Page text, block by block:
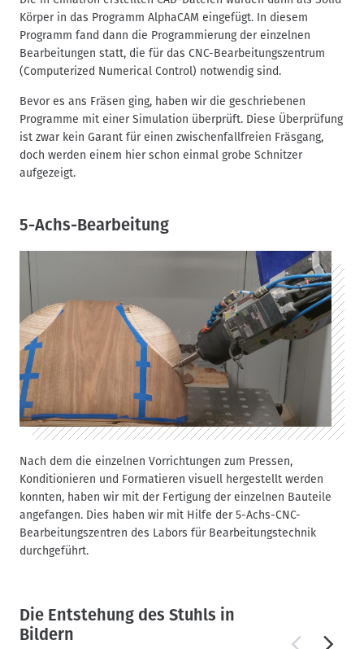
Körper in das Programm AlphaCAM eingefügt. In diesem
Programm fand dann die Programmierung der einzelnen
Bearbeitungen statt, die für das CNC-Bearbeitungszentrum
(Computerized Numerical Control) notwendig sind.
Bevor es ans Fräsen ging, haben wir die geschriebenen
Programme mit einer Simulation überprüft. Diese Überprüfung
ist zwar kein Garant für einen zwischenfallfreien Fräsgang,
doch werden einem hier schon einmal grobe Schnitzer
aufgezeigt.
5-Achs-Bearbeitung
Nach dem die einzelnen Vorrichtungen zum Pressen,
Konditionieren und Formatieren visuell hergestellt werden
konnten, haben wir mit der Fertigung der einzelnen Bauteile
angefangen. Dies haben wir mit Hilfe der 5-Achs-CNC-
Bearbeitungszentren des Labors für Bearbeitungstechnik
durchgeführt.
Die Entstehung des Stuhls in
Bildern